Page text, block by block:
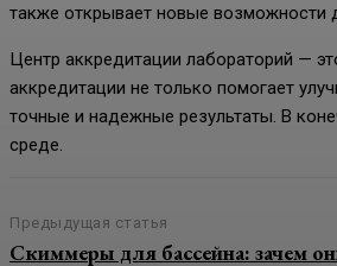
также открывает новые возможности
Центр аккредитации лабораторий —
аккредитации не только помогает
точные и надежные результаты. В
среде.
Предыдущая статья
Скиммеры для бассейна: зачем